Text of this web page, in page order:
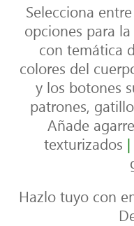
Selecciona
opciones para
con temática
colores del
y los botones
patrones,
Añade
texturizados |
Hazlo tuyo con